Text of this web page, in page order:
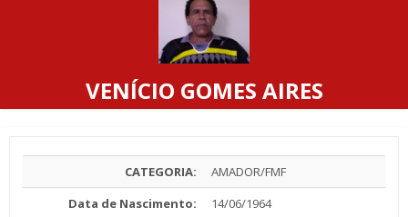
VENÍCIO GOMES AIRES
CATEGORIA:
AMADOR/FMF
Data de Nascimento:
14/06/1964